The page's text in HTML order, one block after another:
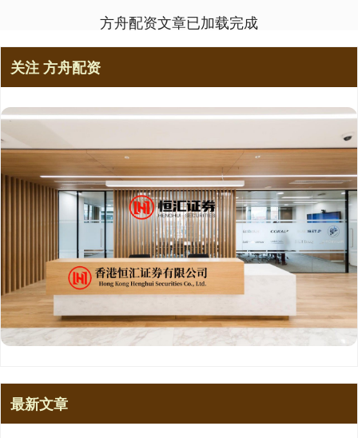
方舟配资文章已加载完成
关注 方舟配资
最新文章